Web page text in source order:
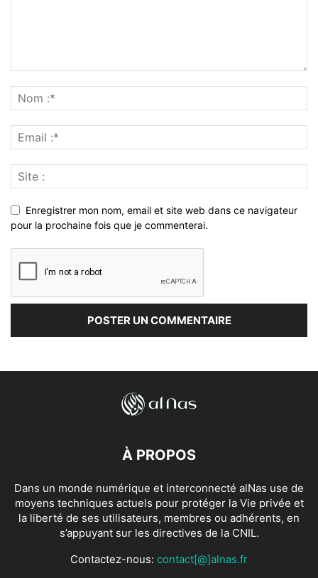
Enregistrer mon nom, email et site web dans ce navigateur
pour la prochaine fois que je commenterai.
À PROPOS
Dans un monde numérique et interconnecté alNas use de
moyens techniques actuels pour protéger la Vie privée et
la liberté de ses utilisateurs, membres ou adhérents, en
s’appuyant sur les directives de la CNIL.
Contactez-nous: contact[@]alnas.fr